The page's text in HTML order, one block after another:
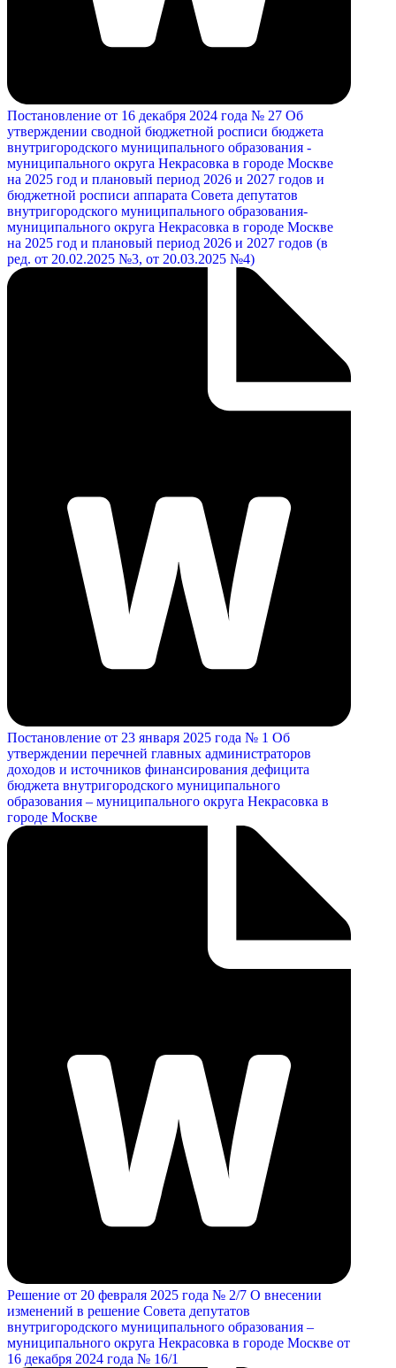
Постановление от 16 декабря 2024 года № 27 Об
утверждении сводной бюджетной росписи бюджета
внутригородского муниципального образования -
муниципального округа Некрасовка в городе Москве
на 2025 год и плановый период 2026 и 2027 годов и
бюджетной росписи аппарата Совета депутатов
внутригородского муниципального образования-
муниципального округа Некрасовка в городе Москве
на 2025 год и плановый период 2026 и 2027 годов (в
ред. от 20.02.2025 №3, от 20.03.2025 №4)
Постановление от 23 января 2025 года № 1 Об
утверждении перечней главных администраторов
доходов и источников финансирования дефицита
бюджета внутригородского муниципального
образования – муниципального округа Некрасовка в
городе Москве
Решение от 20 февраля 2025 года № 2/7 О внесении
изменений в решение Совета депутатов
внутригородского муниципального образования –
муниципального округа Некрасовка в городе Москве от
16 декабря 2024 года № 16/1